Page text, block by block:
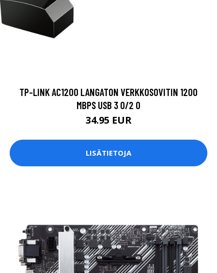
TP-LINK AC1200 LANGATON VERKKOSOVITIN 1200
MBPS USB 3 0/2 0
34.95 EUR
LISÄTIETOJA